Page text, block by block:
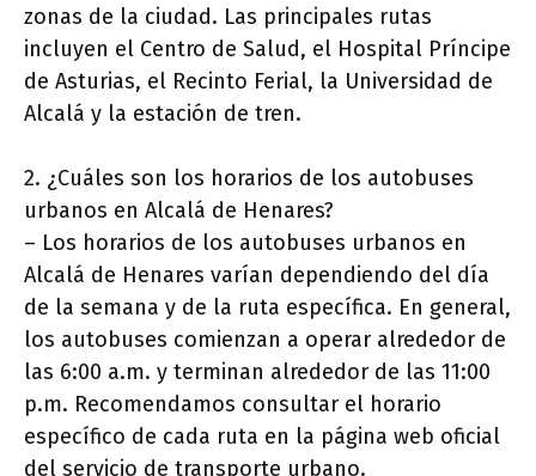
zonas de la ciudad. Las principales rutas
incluyen el Centro de Salud, el Hospital Príncipe
de Asturias, el Recinto Ferial, la Universidad de
Alcalá y la estación de tren.
2. ¿Cuáles son los horarios de los autobuses
urbanos en Alcalá de Henares?
– Los horarios de los autobuses urbanos en
Alcalá de Henares varían dependiendo del día
de la semana y de la ruta específica. En general,
los autobuses comienzan a operar alrededor de
las 6:00 a.m. y terminan alrededor de las 11:00
p.m. Recomendamos consultar el horario
específico de cada ruta en la página web oficial
del servicio de transporte urbano.